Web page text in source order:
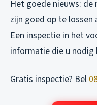
Het goede nieuws:
zijn goed op te
Een inspectie in het
informatie die u nodig
Gratis inspectie? Bel